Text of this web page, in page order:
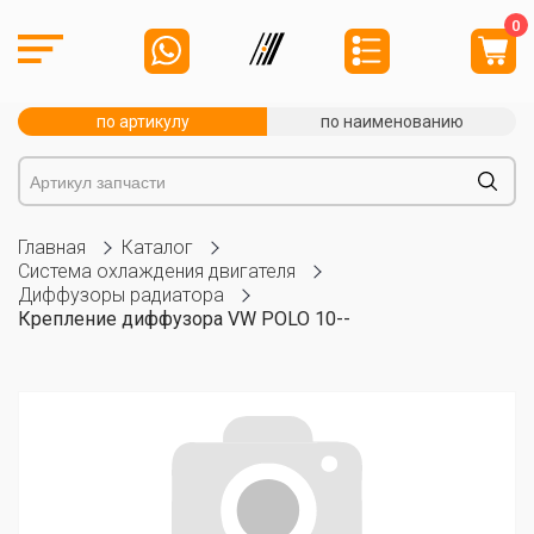
0
по артикулу по наименованию
Главная
Каталог
Система охлаждения двигателя
Диффузоры радиатора
Крепление диффузора VW POLO 10--